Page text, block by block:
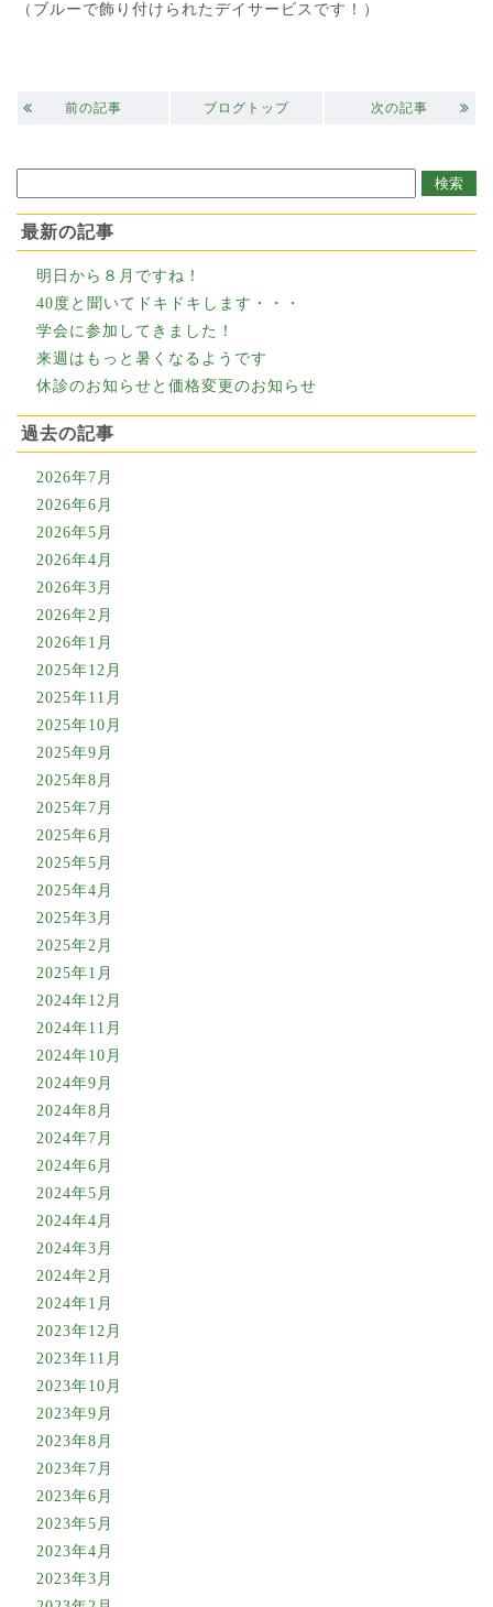
（ブルーで飾り付けられたデイサービスです！）
前の記事 ブログトップ 次の記事
最新の記事
明日から８月ですね！
40度と聞いてドキドキします・・・
学会に参加してきました！
来週はもっと暑くなるようです
休診のお知らせと価格変更のお知らせ
過去の記事
2026年7月
2026年6月
2026年5月
2026年4月
2026年3月
2026年2月
2026年1月
2025年12月
2025年11月
2025年10月
2025年9月
2025年8月
2025年7月
2025年6月
2025年5月
2025年4月
2025年3月
2025年2月
2025年1月
2024年12月
2024年11月
2024年10月
2024年9月
2024年8月
2024年7月
2024年6月
2024年5月
2024年4月
2024年3月
2024年2月
2024年1月
2023年12月
2023年11月
2023年10月
2023年9月
2023年8月
2023年7月
2023年6月
2023年5月
2023年4月
2023年3月